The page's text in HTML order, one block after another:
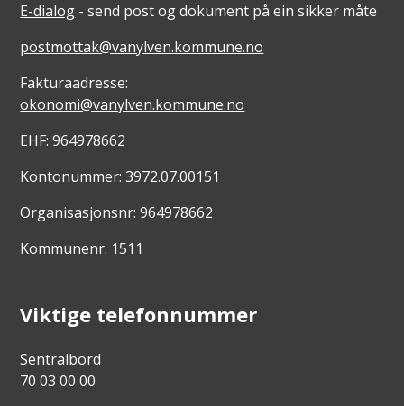
E-dialog - send post og dokument på ein sikker måte
postmottak@vanylven.kommune.no
Fakturaadresse:
okonomi@vanylven.kommune.no
EHF: 964978662
Kontonummer: 3972.07.00151
Organisasjonsnr: 964978662
Kommunenr. 1511
Viktige telefonnummer
Sentralbord
70 03 00 00